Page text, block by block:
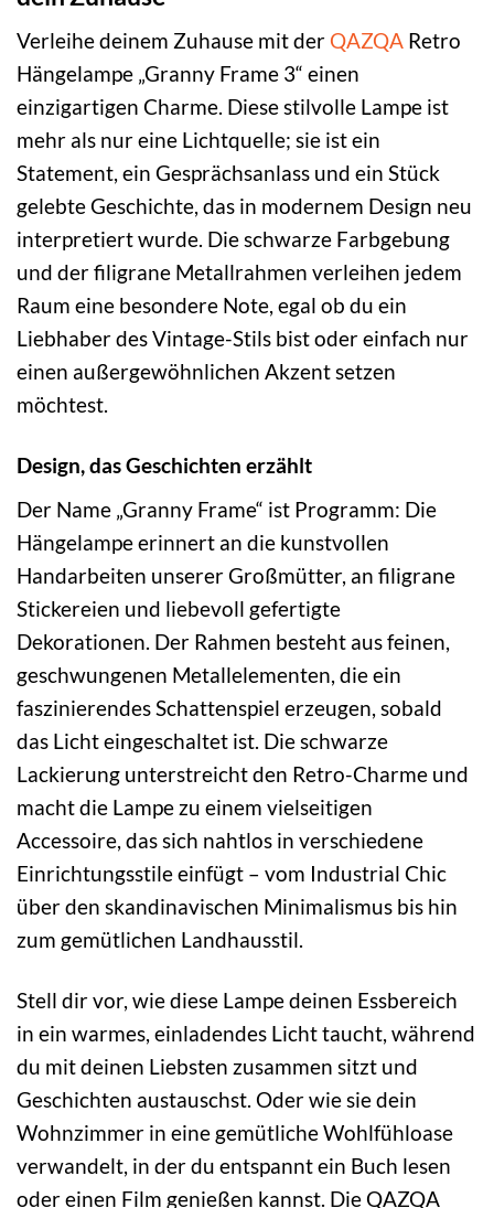
Verleihe deinem Zuhause mit der QAZQA Retro
Hängelampe „Granny Frame 3“ einen
einzigartigen Charme. Diese stilvolle Lampe ist
mehr als nur eine Lichtquelle; sie ist ein
Statement, ein Gesprächsanlass und ein Stück
gelebte Geschichte, das in modernem Design neu
interpretiert wurde. Die schwarze Farbgebung
und der filigrane Metallrahmen verleihen jedem
Raum eine besondere Note, egal ob du ein
Liebhaber des Vintage-Stils bist oder einfach nur
einen außergewöhnlichen Akzent setzen
möchtest.
Design, das Geschichten erzählt
Der Name „Granny Frame“ ist Programm: Die
Hängelampe erinnert an die kunstvollen
Handarbeiten unserer Großmütter, an filigrane
Stickereien und liebevoll gefertigte
Dekorationen. Der Rahmen besteht aus feinen,
geschwungenen Metallelementen, die ein
faszinierendes Schattenspiel erzeugen, sobald
das Licht eingeschaltet ist. Die schwarze
Lackierung unterstreicht den Retro-Charme und
macht die Lampe zu einem vielseitigen
Accessoire, das sich nahtlos in verschiedene
Einrichtungsstile einfügt – vom Industrial Chic
über den skandinavischen Minimalismus bis hin
zum gemütlichen Landhausstil.
Stell dir vor, wie diese Lampe deinen Essbereich
in ein warmes, einladendes Licht taucht, während
du mit deinen Liebsten zusammen sitzt und
Geschichten austauschst. Oder wie sie dein
Wohnzimmer in eine gemütliche Wohlfühloase
verwandelt, in der du entspannt ein Buch lesen
oder einen Film genießen kannst. Die QAZQA